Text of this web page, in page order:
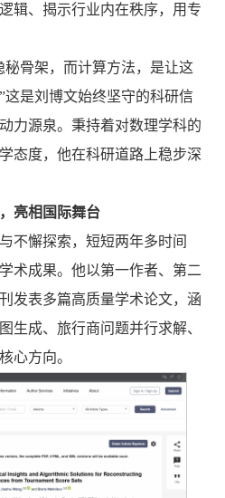
辑、揭示行业内在秩序，用专
秘骨架，而计算方法，是让这
这是刘博文始终坚守的科研信
力源泉。秉持着对数理学科的
态度，他在科研道路上稳步深
亮相国际舞台
不懈探索，短短两年多时间
术成果。他以第一作者、第二
发表多篇高质量学术论文，涵
生成、旅行商问题并行求解、
心方向。